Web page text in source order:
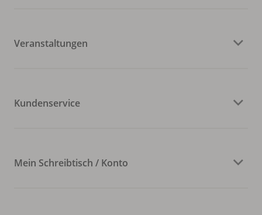
Veranstaltungen
Kundenservice
Mein Schreibtisch / Konto